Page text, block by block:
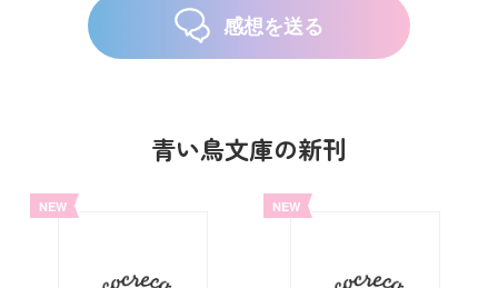
感想を送る
青い鳥文庫の新刊
NEW NEW